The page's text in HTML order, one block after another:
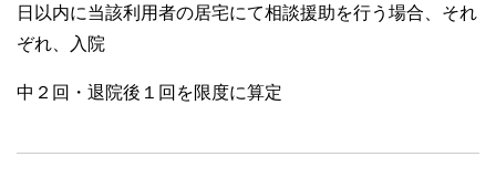
日以内に当該利用者の居宅にて相談援助を行う場合、それ
ぞれ、入院
中２回・退院後１回を限度に算定